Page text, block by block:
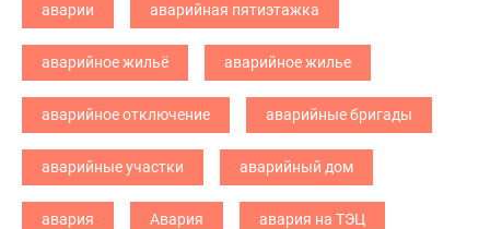
аварии аварийная пятиэтажка
аварийное жильё аварийное жилье
аварийное отключение аварийные бригады
аварийные участки аварийный дом
авария Авария авария на ТЭЦ